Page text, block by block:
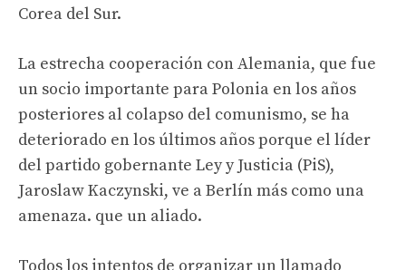
Corea del Sur.
La estrecha cooperación con Alemania, que fue
un socio importante para Polonia en los años
posteriores al colapso del comunismo, se ha
deteriorado en los últimos años porque el líder
del partido gobernante Ley y Justicia (PiS),
Jaroslaw Kaczynski, ve a Berlín más como una
amenaza. que un aliado.